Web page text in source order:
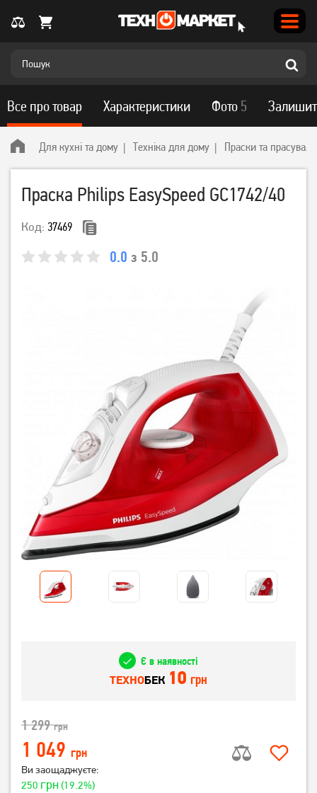
Для кухні та дому Техніка для дому Праски та
Праска Philips EasySpeed GC1742/40
Код: 37469
0.0 з 5.0
Все про товар Характеристики Фото 5
Є в наявності
ТЕХНОБЕК 10 грн
1 299грн
1 049 грн
Ви заощаджуєте:
250 грн(19.2%)